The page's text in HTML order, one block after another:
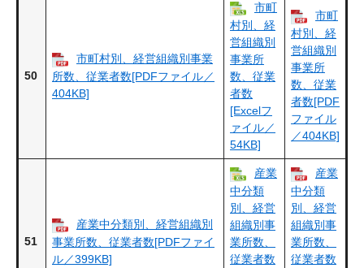
50
市町村別、経営組織別事業
所数、従業者数[PDFファイル／
404KB]
市町
村別、経
営組織別
事業所
数、従業
者数
[Excelフ
ァイル／
54KB]
市町
村別、経
営組織別
事業所
数、従業
者数[PDF
ファイル
／404KB]
51
産業中分類別、経営組織別
事業所数、従業者数[PDFファイ
ル／399KB]
産業
中分類
別、経営
組織別事
業所数、
従業者数
産業
中分類
別、経営
組織別事
業所数、
従業者数